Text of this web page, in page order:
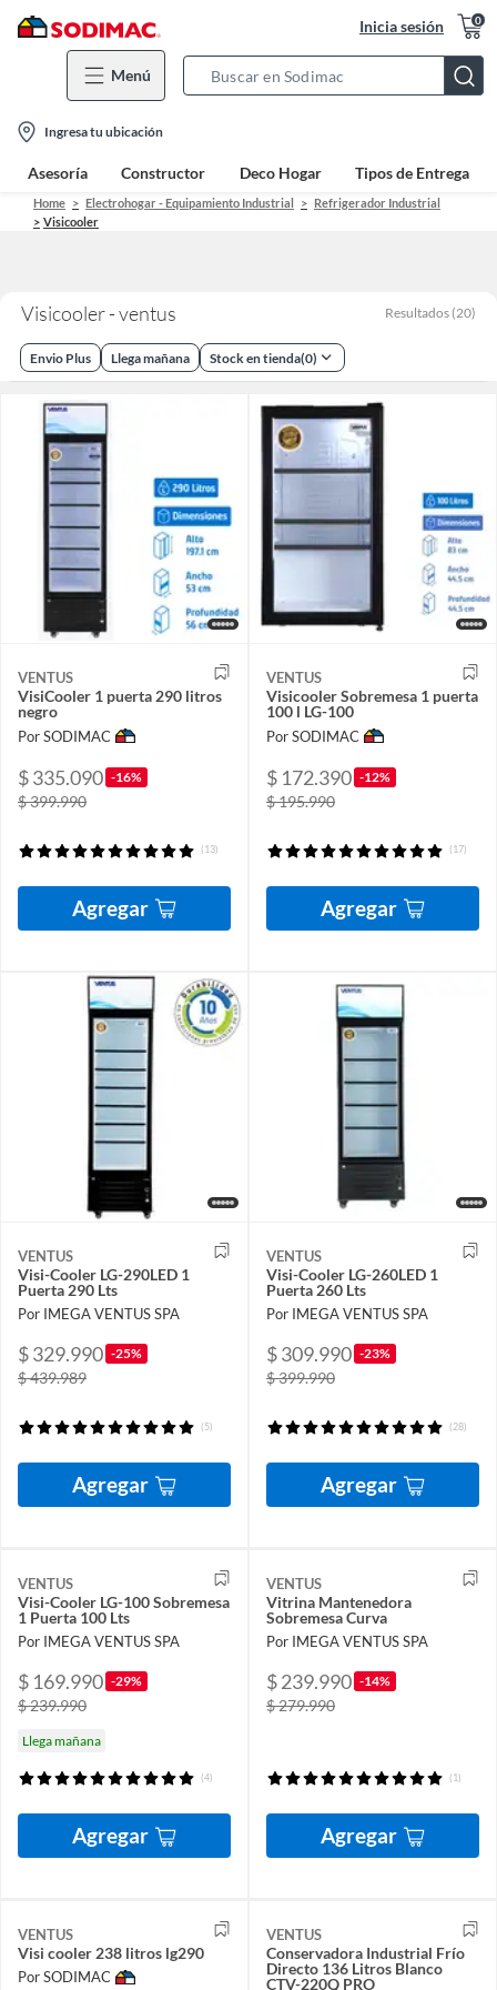
Inicia sesión 0
Menú
Bar
location-
icon
Ingresa tu ubicación
Asesoría Constructor Deco Hogar Tipos de Entrega
Home Electrohogar - Equipamiento Industrial
Refrigerador Industrial
Visicooler
Visicooler - ventus Resultados (20)
Envio Plus Llega mañana Stock en tienda(0)
VENTUS
VisiCooler 1 puerta 290 litros
negro
Por SODIMAC
$ 335.090 -16%
$ 399.990
(13)
Agregar
VENTUS
Visicooler Sobremesa 1 puerta
100 l LG-100
Por SODIMAC
$ 172.390 -12%
$ 195.990
(17)
Agregar
VENTUS
Visi-Cooler LG-290LED 1
Puerta 290 Lts
Por IMEGA VENTUS SPA
$ 329.990 -25%
$ 439.989
(5)
Agregar
VENTUS
Visi-Cooler LG-260LED 1
Puerta 260 Lts
Por IMEGA VENTUS SPA
$ 309.990 -23%
$ 399.990
(28)
Agregar
VENTUS
Visi-Cooler LG-100 Sobremesa
1 Puerta 100 Lts
Por IMEGA VENTUS SPA
$ 169.990 -29%
$ 239.990
Llega mañana
(4)
Agregar
VENTUS
Vitrina Mantenedora
Sobremesa Curva
Por IMEGA VENTUS SPA
$ 239.990 -14%
$ 279.990
(1)
Agregar
VENTUS
Visi cooler 238 litros lg290
Por SODIMAC
VENTUS
Conservadora Industrial Frío
Directo 136 Litros Blanco
CTV-220Q PRO